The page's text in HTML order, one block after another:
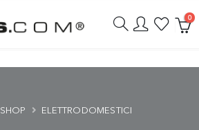
0
SHOP ELETTRODOMESTICI